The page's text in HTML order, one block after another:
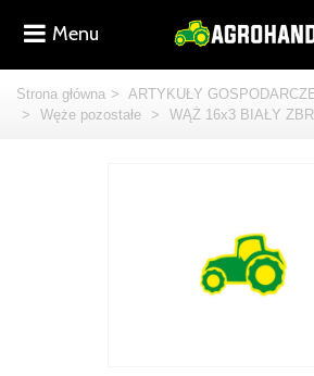
Menu
Strona główna > ARTYKUŁY
>
Węże pozostałe > WĄŻ 16x3 BIAŁY